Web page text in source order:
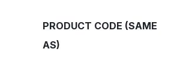
PRODUCT CODE (SAME
AS)